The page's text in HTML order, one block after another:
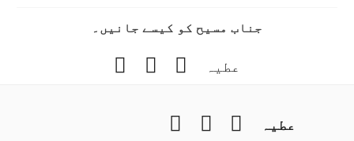
جناب مسیح کو کیسے جانیں۔
عطیہ Facebook
YouTube
عطیہ Facebook
YouTube